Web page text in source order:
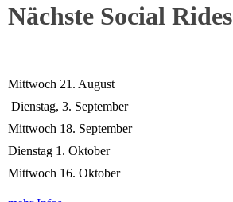
Nächste Social Rides
Mittwoch 21. August
Dienstag, 3. September
Mittwoch 18. September
Dienstag 1. Oktober
Mittwoch 16. Oktober